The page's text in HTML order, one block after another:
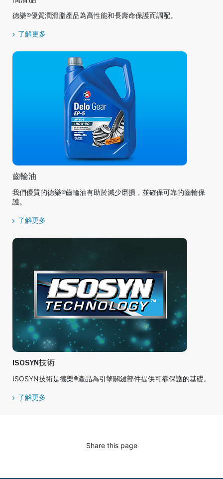
德樂®優質潤滑脂產品為高性能和長壽命保護而調配。
了解更多
齒輪油
我們優質的德樂®齒輪油有助於減少磨損，並確保可靠的齒輪保
護。
了解更多
ISOSYN技術
ISOSYN技術是德樂®產品為引擎關鍵部件提供可靠保護的基礎。
了解更多
Share this page